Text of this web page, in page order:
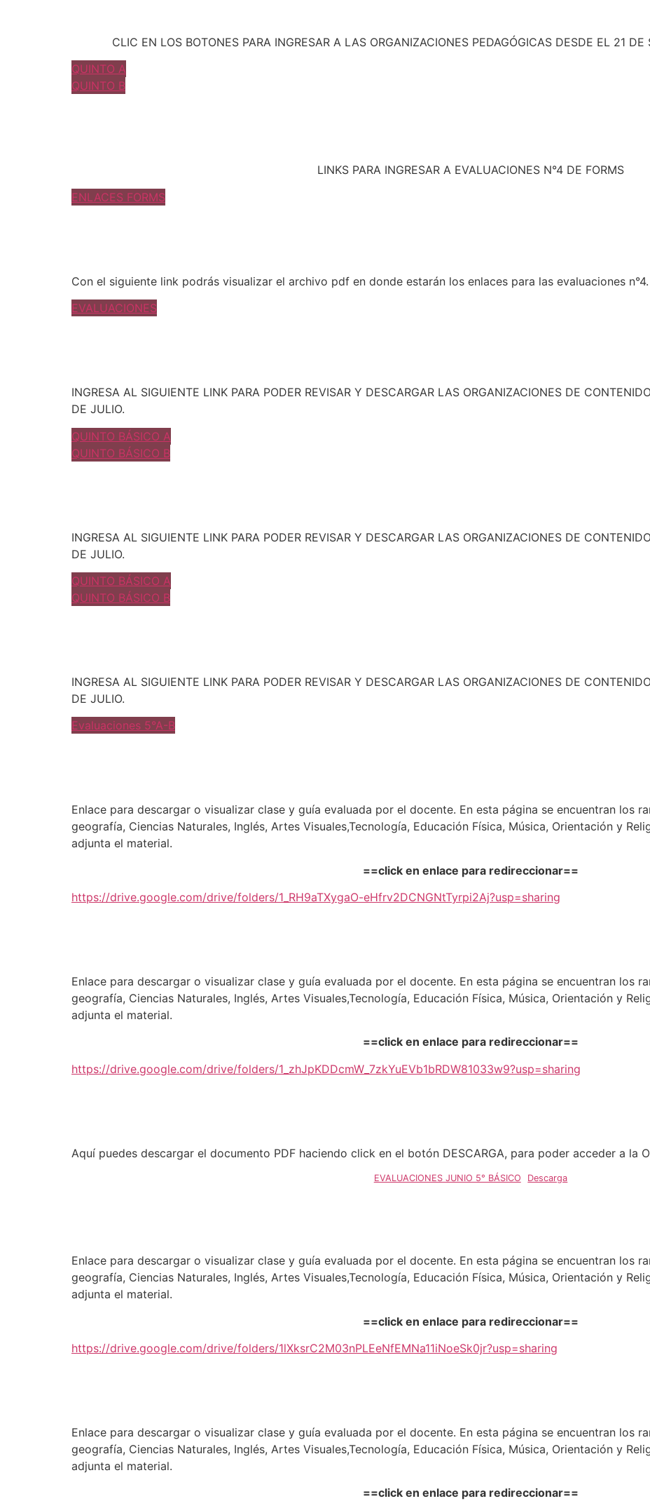
CLIC EN LOS BOTONES PARA INGRESAR A LAS ORGANIZACIONES PEDAGÓGICAS DESDE EL 21
QUINTO A
QUINTO B
LINKS PARA INGRESAR A EVALUACIONES N°4 DE FORMS
ENLACES FORMS
Con el siguiente link podrás visualizar el archivo pdf en donde estarán los enlaces para las evaluaciones n°4.
EVALUACIONES
INGRESA AL SIGUIENTE LINK PARA PODER REVISAR Y DESCARGAR LAS ORGANIZACIONES DE
DE JULIO.
QUINTO BÁSICO A
QUINTO BÁSICO B
INGRESA AL SIGUIENTE LINK PARA PODER REVISAR Y DESCARGAR LAS ORGANIZACIONES DE
DE JULIO.
QUINTO BÁSICO A
QUINTO BÁSICO B
INGRESA AL SIGUIENTE LINK PARA PODER REVISAR Y DESCARGAR LAS ORGANIZACIONES DE
DE JULIO.
Evaluaciones 5°A-B
Enlace para descargar o visualizar clase y guía evaluada por el docente. En esta página se encuentran los
geografía, Ciencias Naturales, Inglés, Artes Visuales,Tecnología, Educación Física, Música, Orientación y
adjunta el material.
==click en enlace para redireccionar==
https://drive.google.com/drive/folders/1_RH9aTXygaO-eHfrv2DCNGNtTyrpi2Aj?usp=sharing
Enlace para descargar o visualizar clase y guía evaluada por el docente. En esta página se encuentran los
geografía, Ciencias Naturales, Inglés, Artes Visuales,Tecnología, Educación Física, Música, Orientación y
adjunta el material.
==click en enlace para redireccionar==
https://drive.google.com/drive/folders/1_zhJpKDDcmW_7zkYuEVb1bRDW81033w9?usp=sharing
Aquí puedes descargar el documento PDF haciendo click en el botón DESCARGA, para poder acceder a la
EVALUACIONES JUNIO 5° BÁSICO Descarga
Enlace para descargar o visualizar clase y guía evaluada por el docente. En esta página se encuentran los
geografía, Ciencias Naturales, Inglés, Artes Visuales,Tecnología, Educación Física, Música, Orientación y
adjunta el material.
==click en enlace para redireccionar==
https://drive.google.com/drive/folders/1lXksrC2M03nPLEeNfEMNa11iNoeSk0jr?usp=sharing
Enlace para descargar o visualizar clase y guía evaluada por el docente. En esta página se encuentran los
geografía, Ciencias Naturales, Inglés, Artes Visuales,Tecnología, Educación Física, Música, Orientación y
adjunta el material.
==click en enlace para redireccionar==